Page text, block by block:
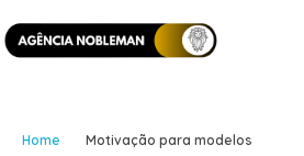
Home Motivação para modelos